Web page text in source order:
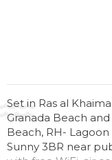
гольфа ($) / Teren de
Open pool /
Set in Ras al
Granada Beach
Beach, RH-
Sunny 3BR near